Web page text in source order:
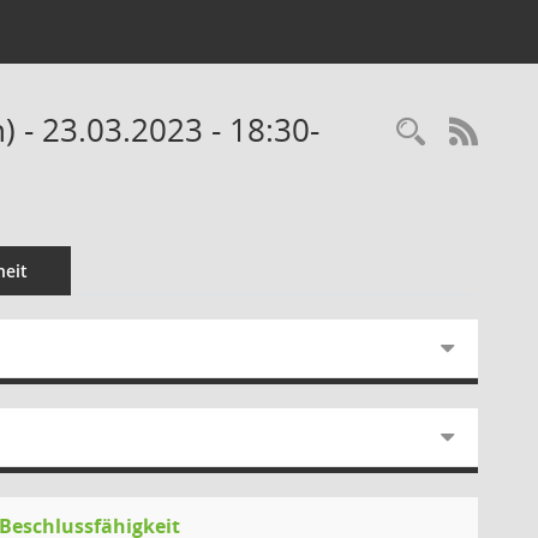
- 23.03.2023 - 18:30-